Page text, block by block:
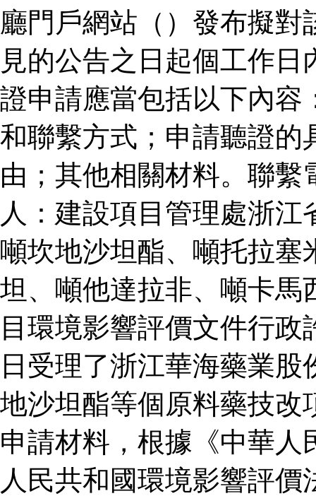
廳門戶網站（）發布擬
見的公告之日起個工作
證申請應當包括以下內容
和聯繫方式；申請聽證的
由；其他相關材料。聯
人：建設項目管理處浙
噸坎地沙坦酯、噸托拉塞
坦、噸他達拉非、噸卡馬
目環境影響評價文件行
日受理了浙江華海藥業
地沙坦酯等個原料藥技改
申請材料，根據《中華
人民共和國環境影響評